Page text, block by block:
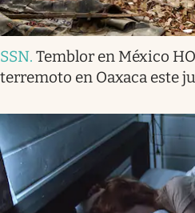
SSN. Temblor en México
terremoto en Oaxaca este